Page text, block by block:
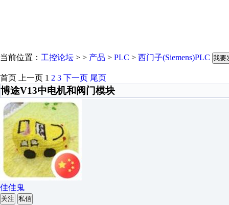
当前位置： 工控论坛 > > 产品 > PLC > 西门子(Siemens)PLC 我要
首页 上一页 1 2 3 下一页 尾页
博途V13中电机和阀门模块
佳佳鬼
关注 私信